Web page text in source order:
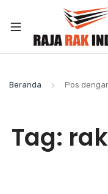
Beranda Pos
Tag: